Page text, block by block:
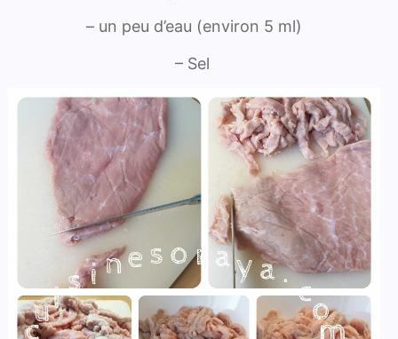
– un peu d’eau (environ 5 ml)
– Sel